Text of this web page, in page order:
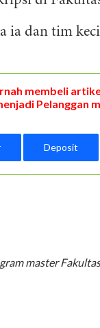
ia dan tim
membeli
Deposit
master